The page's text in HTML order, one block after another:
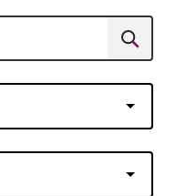
Suchen